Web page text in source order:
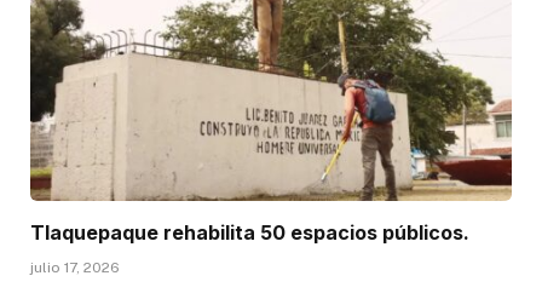
Tlaquepaque rehabilita 50 espacios públicos.
julio 17, 2026